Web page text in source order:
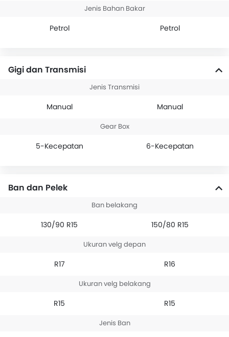
Jenis Bahan Bakar
Petrol Petrol
Gigi dan Transmisi
Jenis Transmisi
Manual Manual
Gear Box
5-Kecepatan 6-Kecepatan
Ban dan Pelek
Ban belakang
130/90 R15 150/80 R15
Ukuran velg depan
R17 R16
Ukuran velg belakang
R15 R15
Jenis Ban